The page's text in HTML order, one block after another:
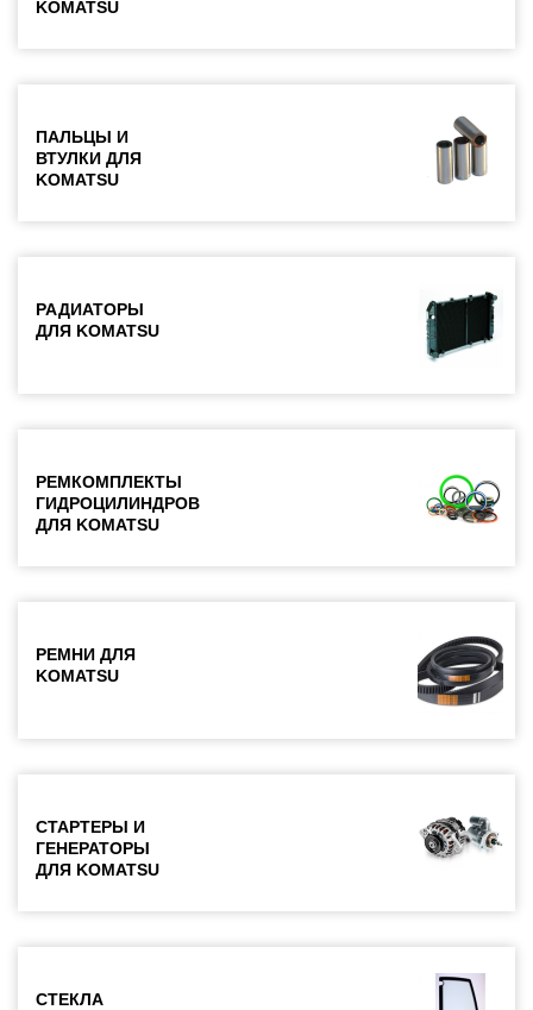
KOMATSU
ПАЛЬЦЫ И
ВТУЛКИ ДЛЯ
KOMATSU
РАДИАТОРЫ
ДЛЯ KOMATSU
РЕМКОМПЛЕКТЫ
ГИДРОЦИЛИНДРОВ
ДЛЯ KOMATSU
РЕМНИ ДЛЯ
KOMATSU
СТАРТЕРЫ И
ГЕНЕРАТОРЫ
ДЛЯ KOMATSU
СТЕКЛА